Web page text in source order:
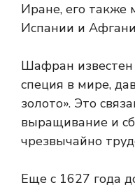
Иране, его
Испании и
Шафран известен
специя в мире,
золото». Это
выращивание и
чрезвычайно
Еще с 1627 года